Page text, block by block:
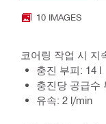
10 IMAGES
코어링 작업 시 지
충진 부피: 14 l
충진당 공급수
유속: 2 l/min